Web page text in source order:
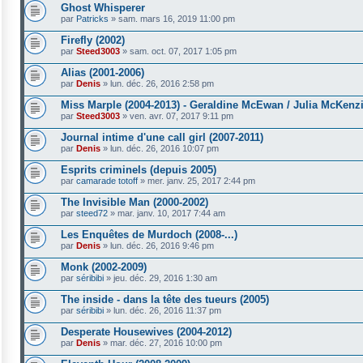
Ghost Whisperer
par Patricks » sam. mars 16, 2019 11:00 pm
Firefly (2002)
par Steed3003 » sam. oct. 07, 2017 1:05 pm
Alias (2001-2006)
par Denis » lun. déc. 26, 2016 2:58 pm
Miss Marple (2004-2013) - Geraldine McEwan / Julia
par Steed3003 » ven. avr. 07, 2017 9:11 pm
Journal intime d'une call girl (2007-2011)
par Denis » lun. déc. 26, 2016 10:07 pm
Esprits criminels (depuis 2005)
par camarade totoff » mer. janv. 25, 2017 2:44 pm
The Invisible Man (2000-2002)
par steed72 » mar. janv. 10, 2017 7:44 am
Les Enquêtes de Murdoch (2008-...)
par Denis » lun. déc. 26, 2016 9:46 pm
Monk (2002-2009)
par séribibi » jeu. déc. 29, 2016 1:30 am
The inside - dans la tête des tueurs (2005)
par séribibi » lun. déc. 26, 2016 11:37 pm
Desperate Housewives (2004-2012)
par Denis » mar. déc. 27, 2016 10:00 pm